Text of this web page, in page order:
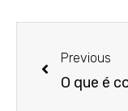
Previous